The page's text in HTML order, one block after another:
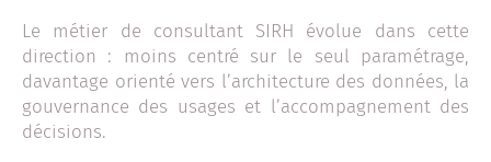
Le métier de consultant SIRH évolue dans cette
direction : moins centré sur le seul paramétrage,
davantage orienté vers l’architecture des données, la
gouvernance des usages et l’accompagnement des
décisions.